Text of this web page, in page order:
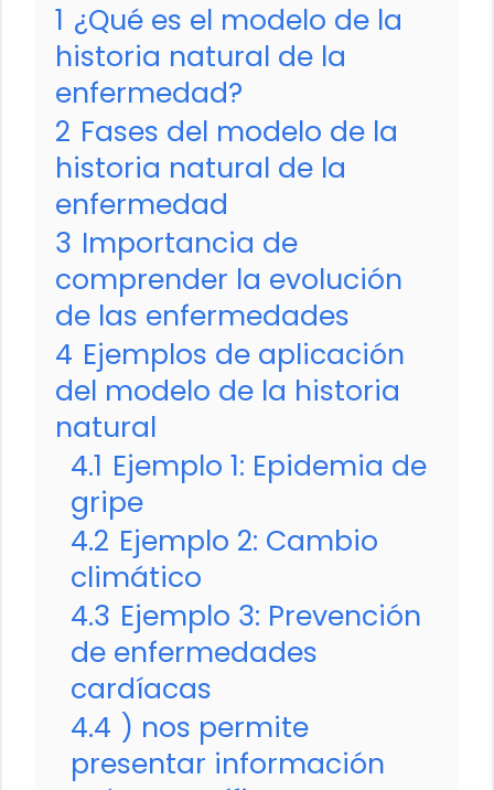
1 ¿Qué es el modelo de la
historia natural de la
enfermedad?
2 Fases del modelo de la
historia natural de la
enfermedad
3 Importancia de
comprender la evolución
de las enfermedades
4 Ejemplos de aplicación
del modelo de la historia
natural
4.1 Ejemplo 1: Epidemia de
gripe
4.2 Ejemplo 2: Cambio
climático
4.3 Ejemplo 3: Prevención
de enfermedades
cardíacas
4.4 ) nos permite
presentar información